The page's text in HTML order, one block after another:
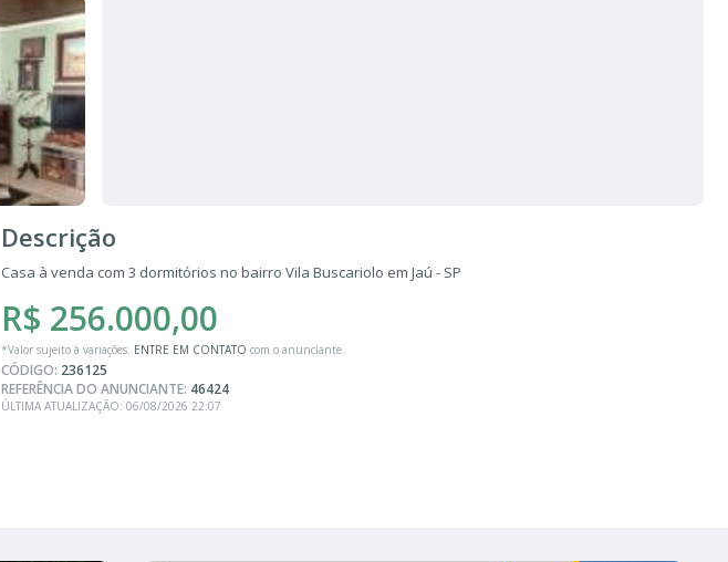
Descrição
Casa à venda com 3 dormitórios no bairro Vila Buscariolo em Jaú - SP
R$ 256.000,00
*Valor sujeito à variações. ENTRE EM CONTATO com o anunciante.
CÓDIGO: 236125
REFERÊNCIA DO ANUNCIANTE: 46424
ÚLTIMA ATUALIZAÇÃO: 06/08/2026 22:07